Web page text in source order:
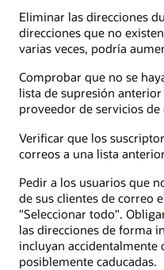
Eliminar las direcciones
direcciones que no
varias veces, podría
Comprobar que no se
lista de supresión
proveedor de servicios
Verificar que los
correos a una lista
Pedir a los usuarios que
de sus clientes de correo
"Seleccionar todo".
las direcciones de forma
incluyan accidentalmente
posiblemente caducadas.